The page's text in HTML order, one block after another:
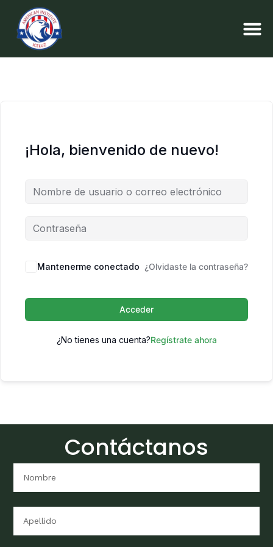
¡Hola, bienvenido de nuevo!
Mantenerme conectado ¿Olvidaste la contraseña?
Acceder
¿No tienes una cuenta?Regístrate ahora
Contáctanos